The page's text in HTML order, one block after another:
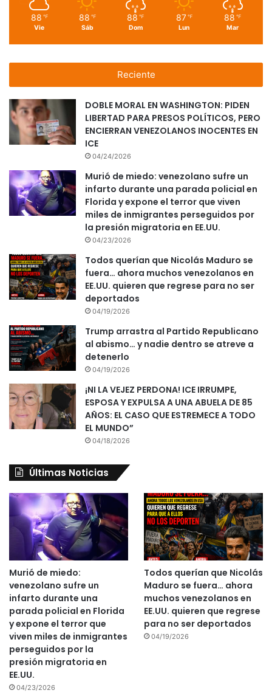
88 ℉
Vie
88 ℉
Sáb
88 ℉
Dom
87 ℉
Lun
88 ℉
Mar
Reciente
DOBLE MORAL EN WASHINGTON: PIDEN
LIBERTAD PARA PRESOS POLÍTICOS, PERO
ENCIERRAN VENEZOLANOS INOCENTES EN
ICE
04/24/2026
Murió de miedo: venezolano sufre un
infarto durante una parada policial en
Florida y expone el terror que viven
miles de inmigrantes perseguidos por
la presión migratoria en EE.UU.
04/23/2026
Todos querían que Nicolás Maduro se
fuera… ahora muchos venezolanos en
EE.UU. quieren que regrese para no ser
deportados
04/19/2026
Trump arrastra al Partido Republicano
al abismo… y nadie dentro se atreve a
detenerlo
04/19/2026
¡NI LA VEJEZ PERDONA! ICE IRRUMPE,
ESPOSA Y EXPULSA A UNA ABUELA DE 85
AÑOS: EL CASO QUE ESTREMECE A TODO
EL MUNDO”
04/18/2026
Últimas Noticias
Murió de miedo:
venezolano sufre un
infarto durante una
parada policial en Florida
y expone el terror que
viven miles de inmigrantes
perseguidos por la
presión migratoria en
EE.UU.
04/23/2026
Todos querían que Nicolás
Maduro se fuera… ahora
muchos venezolanos en
EE.UU. quieren que regrese
para no ser deportados
04/19/2026